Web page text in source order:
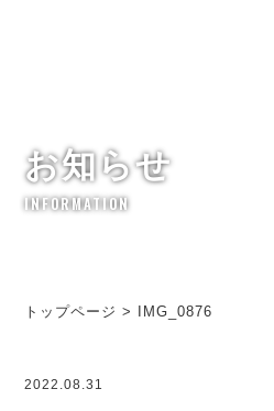
お知らせ
INFORMATION
トップページ > IMG_0876
2022.08.31